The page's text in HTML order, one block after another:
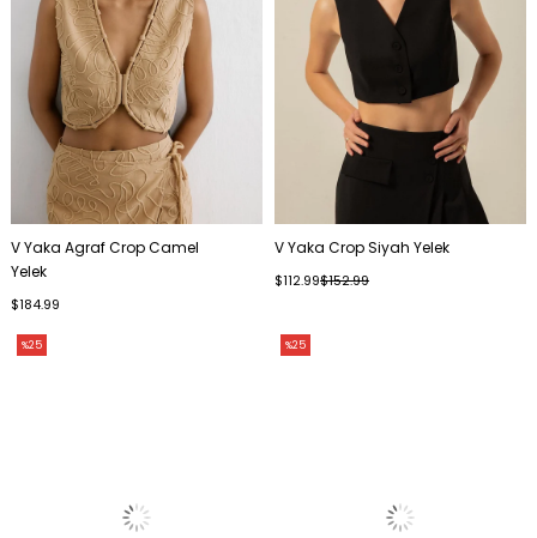
V Yaka Agraf Crop Camel
Yelek
$184.99
V Yaka Crop Siyah Yelek
$112.99$152.99
%25 %25